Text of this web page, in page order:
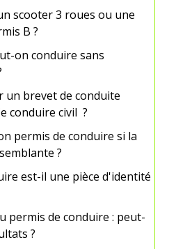
scooter 3 roues ou une
B ?
on conduire sans
un brevet de conduite
conduire civil ?
permis de conduire si la
?
est-il une pièce d'identité
permis de conduire : peut-
?